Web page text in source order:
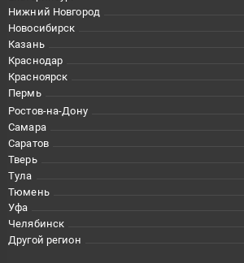
Нижний Новгород
Новосибирск
Казань
Краснодар
Красноярск
Пермь
Ростов-на-Дону
Самара
Саратов
Тверь
Тула
Тюмень
Уфа
Челябинск
Другой регион